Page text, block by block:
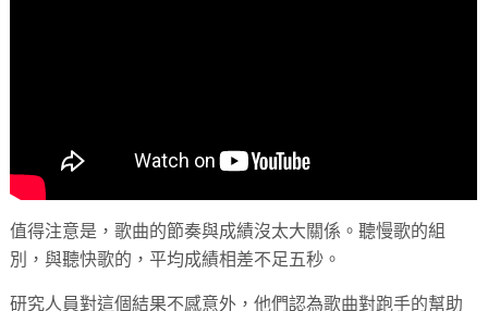
值得注意是，歌曲的節奏與成績沒太大關係。聽慢歌的組
別，與聽快歌的，平均成績相差不足五秒。
研究人員對這個結果不感意外，他們認為歌曲對跑手的幫助